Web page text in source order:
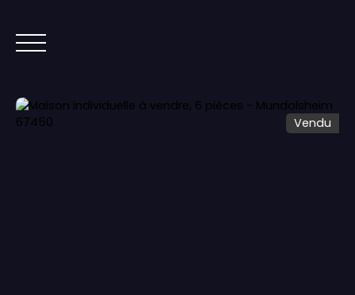
ACCUEIL ACHETER
IMMOBILIER NEUF
Vendu